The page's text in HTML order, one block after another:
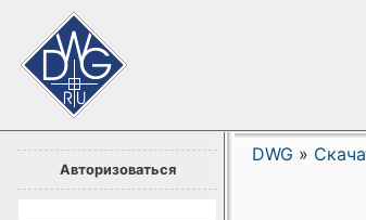
Авторизоваться
DWG »